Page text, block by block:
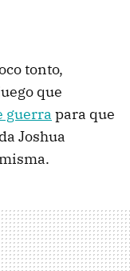
tonto,
que
guerra para que
Joshua